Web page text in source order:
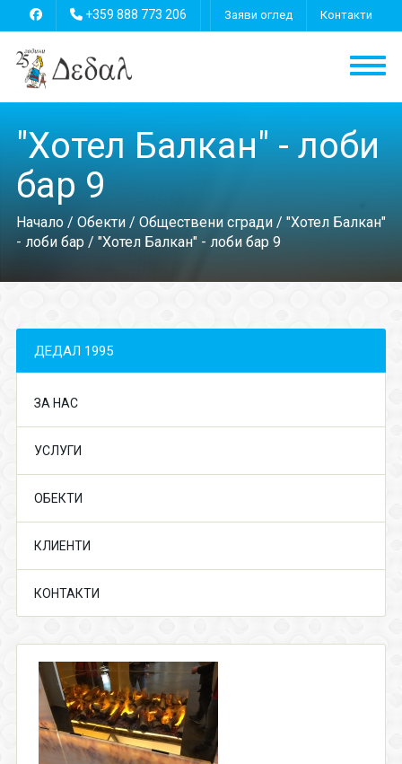
+359 888 773 206 Заяви оглед Контакти
"Хотел Балкан" - лоби
бар 9
Начало/ Обекти/ Обществени сгради/ "Хотел Балкан"
- лоби бар / "Хотел Балкан" - лоби бар 9
ДЕДАЛ 1995
ЗА НАС
УСЛУГИ
ОБЕКТИ
КЛИЕНТИ
КОНТАКТИ